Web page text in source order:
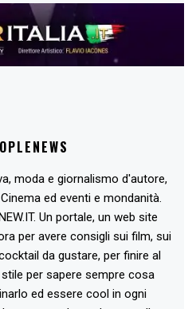
moda e giornalismo d'autore,
ed eventi e mondanità.
Un portale, un web site
per avere consigli sui film, sui
da gustare, per finire al
per sapere sempre cosa
ed essere cool in ogni